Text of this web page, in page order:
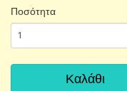
Ποσότητα
Καλάθι